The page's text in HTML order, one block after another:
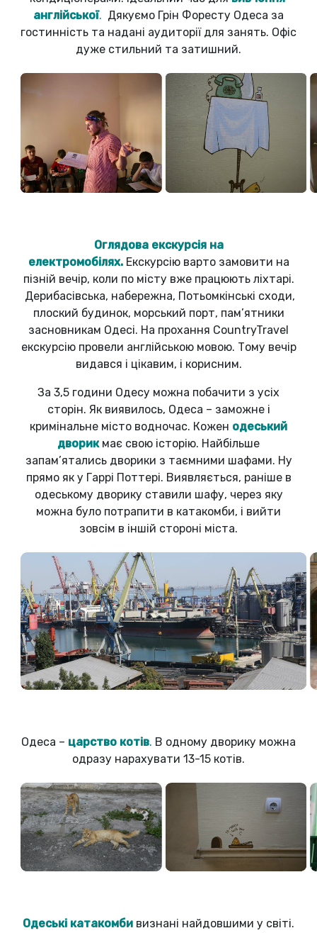
англійської. Дякуємо Грін Форесту Одеса за
гостинність та надані аудиторії для занять. Офіс
дуже стильний та затишний.
Оглядова екскурсія на
електромобілях. Екскурсію варто замовити на
пізній вечір, коли по місту вже працюють ліхтарі.
Дерибасівська, набережна, Потьомкінські сходи,
плоский будинок, морський порт, пам’ятники
засновникам Одесі. На прохання CountryTravel
екскурсію провели англійською мовою. Тому вечір
видався і цікавим, і корисним.
За 3,5 години Одесу можна побачити з усіх
сторін. Як виявилось, Одеса – заможне і
кримінальне місто водночас. Кожен одеський
дворик має свою історію. Найбільше
запам’ятались дворики з таємними шафами. Ну
прямо як у Гаррі Поттері. Виявляється, раніше в
одеському дворику ставили шафу, через яку
можна було потрапити в катакомби, і вийти
зовсім в іншій стороні міста.
Одеса – царство котів. В одному дворику можна
одразу нарахувати 13-15 котів.
Одеські катакомби визнані найдовшими у світі.